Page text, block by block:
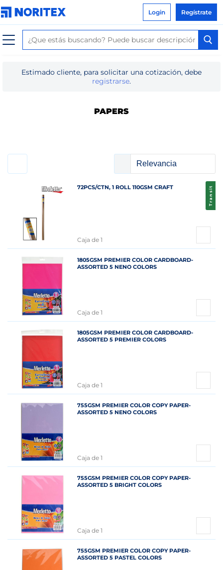
Login Regístrate
Estimado cliente, para solicitar una cotización, debe
registrarse.
PAPERS
Transit
72PCS/CTN, 1 ROLL 110GSM CRAFT
Caja de 1
1805GSM PREMIER COLOR CARDBOARD-
ASSORTED 5 NENO COLORS
Caja de 1
1805GSM PREMIER COLOR CARDBOARD-
ASSORTED 5 PREMIER COLORS
Caja de 1
755GSM PREMIER COLOR COPY PAPER-
ASSORTED 5 NENO COLORS
Caja de 1
755GSM PREMIER COLOR COPY PAPER-
ASSORTED 5 BRIGHT COLORS
Caja de 1
755GSM PREMIER COLOR COPY PAPER-
ASSORTED 5 PASTEL COLORS